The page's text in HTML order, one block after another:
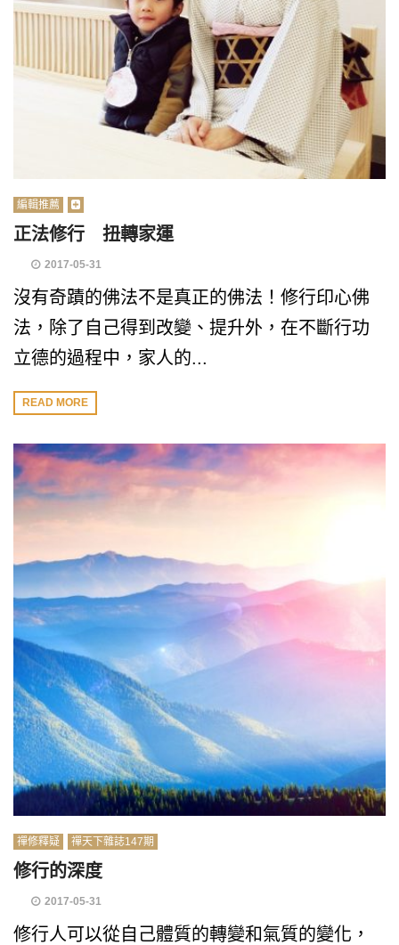
編輯推薦
正法修行 扭轉家運
2017-05-31
沒有奇蹟的佛法不是真正的佛法！修行印心佛
法，除了自己得到改變、提升外，在不斷行功
立德的過程中，家人的...
READ MORE
禪修釋疑 禪天下雜誌147期
修行的深度
2017-05-31
修行人可以從自己體質的轉變和氣質的變化，